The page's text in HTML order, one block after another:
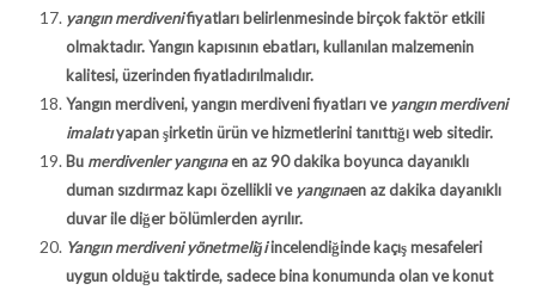
yangın merdivenifiyatları belirlenmesinde birçok faktör etkili
olmaktadır. Yangın kapısının ebatları, kullanılan malzemenin
kalitesi, üzerinden fiyatladırılmalıdır.
Yangın merdiveni, yangın merdiveni fiyatları veyangın merdiveni
imalatıyapan şirketin ürün ve hizmetlerini tanıttığı web sitedir.
Bu merdivenler yangınaen az 90 dakika boyunca dayanıklı
duman sızdırmaz kapı özellikli veyangınaen az dakika dayanıklı
duvar ile diğer bölümlerden ayrılır.
Yangın merdiveni yönetmeliğiincelendiğinde kaçış mesafeleri
uygun olduğu taktirde, sadece bina konumunda olan ve konut